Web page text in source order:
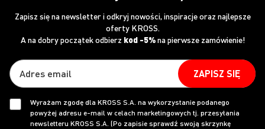
Zapisz się na newsletter i odkryj nowości, inspiracje oraz najlepsze
oferty KROSS.
A na dobry początek odbierz kod -5%na pierwsze zamówienie!
ZAPISZ SIĘ
Wyrażam zgodę dla KROSS S.A. na wykorzystanie podanego
powyżej adresu e-mail w celach marketingowych tj. przesyłania
newsletteru KROSS S.A. (Po zapisie sprawdź swoją skrzynkę